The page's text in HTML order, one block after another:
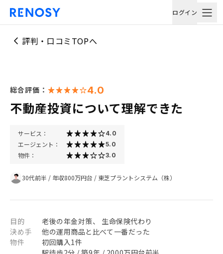
ログイン
評判・口コミTOPへ
総合評価： 4.0
不動産投資について理解できた
サービス： 4.0
エージェント： 5.0
物件： 3.0
30代前半 / 年収800万円台 / 東芝プラントシステム（株）
目的
老後の年金対策、 生命保険代わり
決め手
他の運用商品と比べて一番だった
物件
初回購入1件